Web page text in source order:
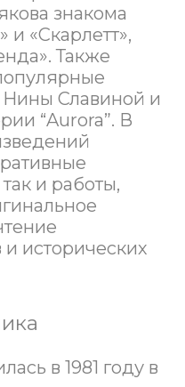
знакома
и «Скарлетт»,
Также
Нины Славиной и
“Aurora”. В
и работы,
и исторических
в 1981 году в